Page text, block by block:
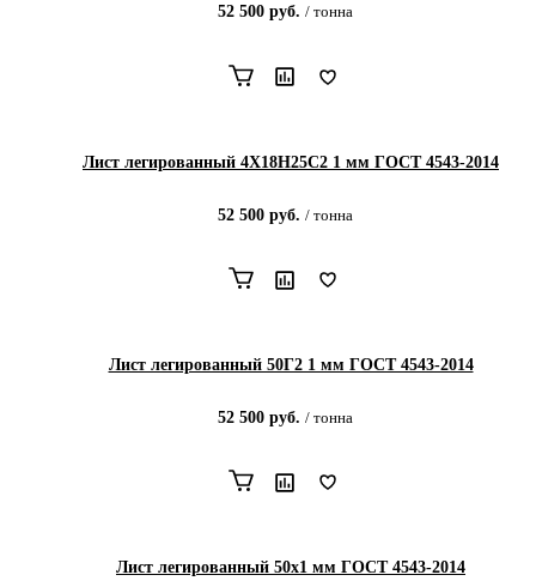
52 500руб. / тонна
Лист легированный 4Х18Н25С2 1 мм ГОСТ 4543-2014
52 500руб. / тонна
Лист легированный 50Г2 1 мм ГОСТ 4543-2014
52 500руб. / тонна
Лист легированный 50х1 мм ГОСТ 4543-2014